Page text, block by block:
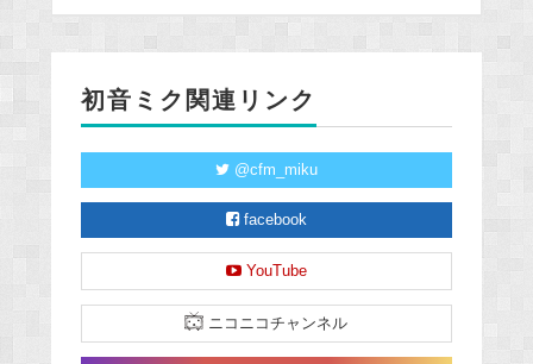
初音ミク関連リンク
@cfm_miku
facebook
YouTube
ニコニコチャンネル